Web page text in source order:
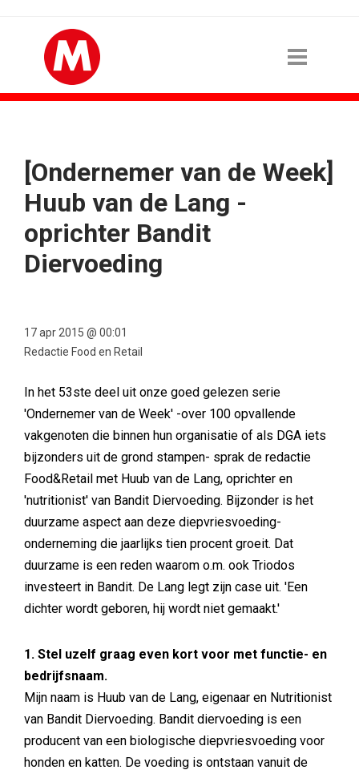
[Ondernemer van de Week]
Huub van de Lang -
oprichter Bandit
Diervoeding
17 apr 2015 @ 00:01
Redactie Food en Retail
In het 53ste deel uit onze goed gelezen serie
'Ondernemer van de Week' -over 100 opvallende
vakgenoten die binnen hun organisatie of als DGA iets
bijzonders uit de grond stampen- sprak de redactie
Food&Retail met Huub van de Lang, oprichter en
'nutritionist' van Bandit Diervoeding. Bijzonder is het
duurzame aspect aan deze diepvriesvoeding-
onderneming die jaarlijks tien procent groeit. Dat
duurzame is een reden waarom o.m. ook Triodos
investeert in Bandit. De Lang legt zijn case uit. 'Een
dichter wordt geboren, hij wordt niet gemaakt.'
1. Stel uzelf graag even kort voor met functie- en
bedrijfsnaam.
Mijn naam is Huub van de Lang, eigenaar en Nutritionist
van Bandit Diervoeding. Bandit diervoeding is een
producent van een biologische diepvriesvoeding voor
honden en katten. De voeding is ontstaan vanuit de